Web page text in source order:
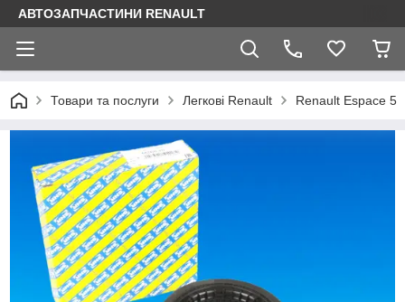
АВТОЗАПЧАСТИНИ RENAULT
Товари та послуги Легкові Renault Renault Espace 5